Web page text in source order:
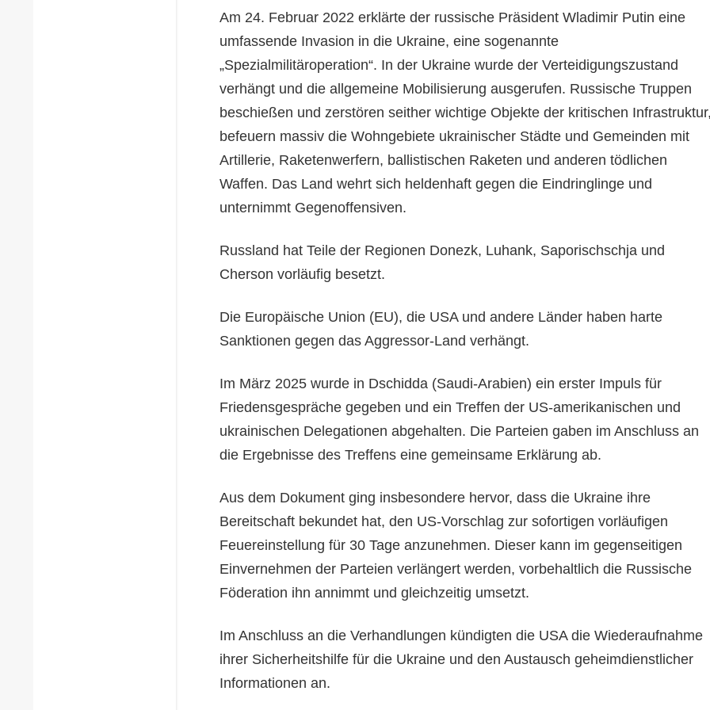
Am 24. Februar 2022 erklärte der russische Präsident Wladimir Putin eine
umfassende Invasion in die Ukraine, eine sogenannte
„Spezialmilitäroperation“. In der Ukraine wurde der Verteidigungszustand
verhängt und die allgemeine Mobilisierung ausgerufen. Russische Truppen
beschießen und zerstören seither wichtige Objekte der kritischen
befeuern massiv die Wohngebiete ukrainischer Städte und Gemeinden mit
Artillerie, Raketenwerfern, ballistischen Raketen und anderen tödlichen
Waffen. Das Land wehrt sich heldenhaft gegen die Eindringlinge und
unternimmt Gegenoffensiven.
Russland hat Teile der Regionen Donezk, Luhank, Saporischschja und
Cherson vorläufig besetzt.
Die Europäische Union (EU), die USA und andere Länder haben harte
Sanktionen gegen das Aggressor-Land verhängt.
Im März 2025 wurde in Dschidda (Saudi-Arabien) ein erster Impuls für
Friedensgespräche gegeben und ein Treffen der US-amerikanischen und
ukrainischen Delegationen abgehalten. Die Parteien gaben im Anschluss an
die Ergebnisse des Treffens eine gemeinsame Erklärung ab.
Aus dem Dokument ging insbesondere hervor, dass die Ukraine ihre
Bereitschaft bekundet hat, den US-Vorschlag zur sofortigen vorläufigen
Feuereinstellung für 30 Tage anzunehmen. Dieser kann im gegenseitigen
Einvernehmen der Parteien verlängert werden, vorbehaltlich die Russische
Föderation ihn annimmt und gleichzeitig umsetzt.
Im Anschluss an die Verhandlungen kündigten die USA die Wiederaufnahme
ihrer Sicherheitshilfe für die Ukraine und den Austausch geheimdienstlicher
Informationen an.